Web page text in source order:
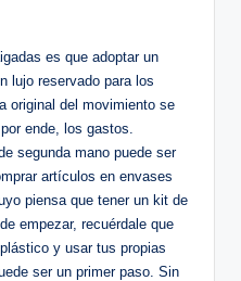
es que adoptar un
lujo reservado para los
original del movimiento se
ende, los gastos.
segunda mano puede ser
artículos en envases
piensa que tener un kit de
empezar, recuérdale que
y usar tus propias
ser un primer paso. Sin